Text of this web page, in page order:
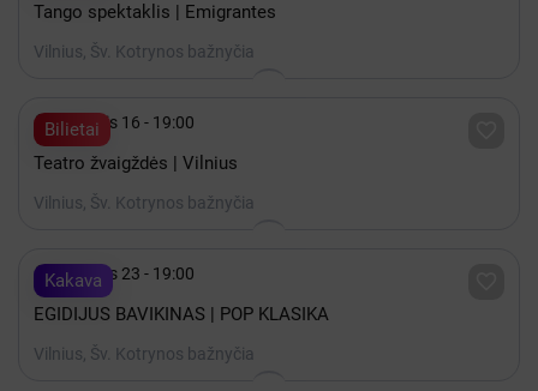
Tango spektaklis | Emigrantes
Vilnius, Šv. Kotrynos bažnyčia
Bilietai
 Rugsėjis 16 - 19:00
Teatro žvaigždės | Vilnius
Vilnius, Šv. Kotrynos bažnyčia
Kakava
 Rugsėjis 23 - 19:00
EGIDIJUS BAVIKINAS | POP KLASIKA
Vilnius, Šv. Kotrynos bažnyčia